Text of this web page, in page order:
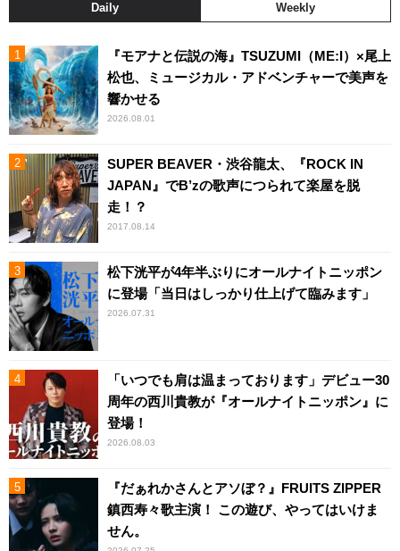
Daily Weekly
『モアナと伝説の海』TSUZUMI（ME:I）×尾上
松也、ミュージカル・アドベンチャーで美声を
響かせる
2026.08.01
SUPER BEAVER・渋谷龍太、『ROCK IN
JAPAN』でB’zの歌声につられて楽屋を脱
走！？
2017.08.14
松下洸平が4年半ぶりにオールナイトニッポン
に登場「当日はしっかり仕上げて臨みます」
2026.07.31
「いつでも肩は温まっております」デビュー30
周年の西川貴教が『オールナイトニッポン』に
登場！
2026.08.03
『だぁれかさんとアソぼ？』FRUITS ZIPPER
鎮西寿々歌主演！ この遊び、やってはいけま
せん。